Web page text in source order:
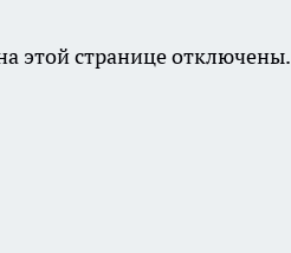
этой странице отключены.